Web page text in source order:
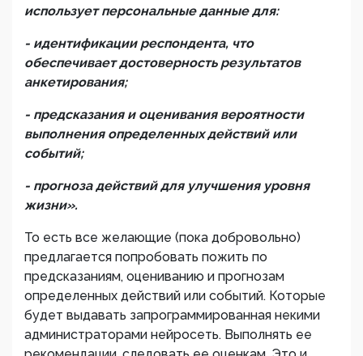
использует персональные данные для:
- идентификации респондента, что
обеспечивает достоверность результатов
анкетирования;
- предсказания и оценивания вероятности
выполнения определенных действий или
событий;
- прогноза действий для улучшения уровня
жизни».
То есть все желающие (пока добровольно)
предлагается попробовать пожить по
предсказаниям, оцениванию и прогнозам
определенных действий или событий. Которые
будет выдавать запрограммированная некими
администраторами нейросеть. Выполнять ее